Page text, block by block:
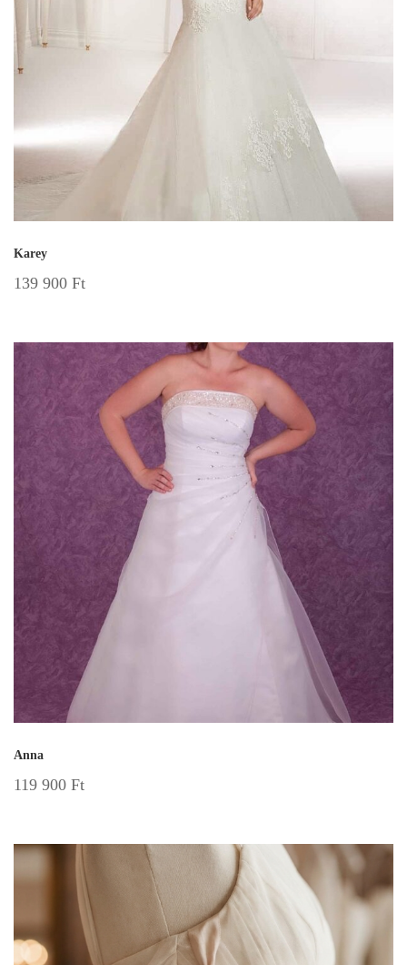
Karey
139 900 Ft
Anna
119 900 Ft